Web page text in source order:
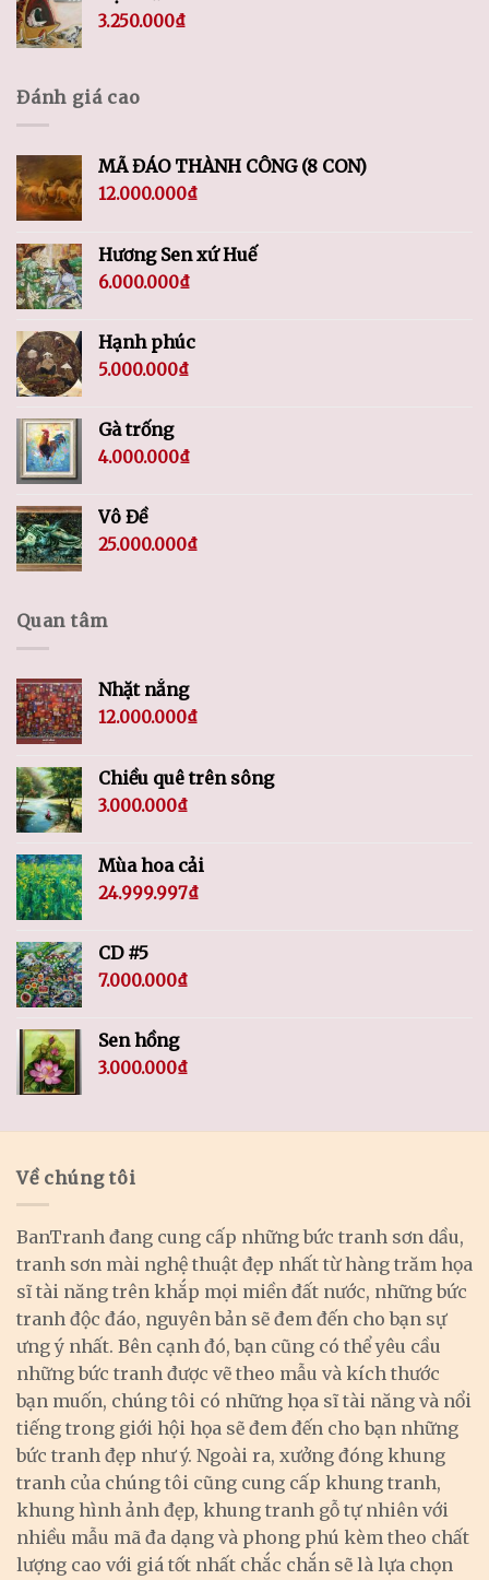
3.250.000₫
Đánh giá cao
MÃ ĐÁO THÀNH CÔNG (8 CON)
12.000.000₫
Hương Sen xứ Huế
6.000.000₫
Hạnh phúc
5.000.000₫
Gà trống
4.000.000₫
Vô Đề
25.000.000₫
Quan tâm
Nhặt nắng
12.000.000₫
Chiều quê trên sông
3.000.000₫
Mùa hoa cải
24.999.997₫
CD #5
7.000.000₫
Sen hồng
3.000.000₫
Về chúng tôi
BanTranh đang cung cấp những bức tranh sơn dầu,
tranh sơn mài nghệ thuật đẹp nhất từ hàng trăm họa
sĩ tài năng trên khắp mọi miền đất nước, những bức
tranh độc đáo, nguyên bản sẽ đem đến cho bạn sự
ưng ý nhất. Bên cạnh đó, bạn cũng có thể yêu cầu
những bức tranh được vẽ theo mẫu và kích thước
bạn muốn, chúng tôi có những họa sĩ tài năng và nổi
tiếng trong giới hội họa sẽ đem đến cho bạn những
bức tranh đẹp như ý. Ngoài ra, xưởng đóng khung
tranh của chúng tôi cũng cung cấp khung tranh,
khung hình ảnh đẹp, khung tranh gỗ tự nhiên với
nhiều mẫu mã đa dạng và phong phú kèm theo chất
lượng cao với giá tốt nhất chắc chắn sẽ là lựa chọn